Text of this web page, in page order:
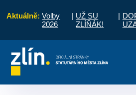
Aktuálně: Volby
2026
| UŽ SU
ZLÍŇÁK!
|